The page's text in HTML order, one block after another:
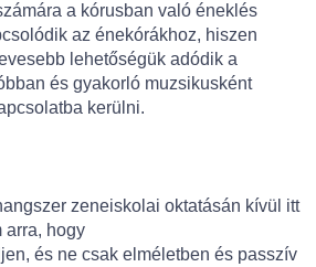
a kórusban való éneklés
az énekórákhoz, hiszen
lehetőségük adódik a
és gyakorló muzsikusként
kerülni.
zeneiskolai oktatásán kívül itt
arra, hogy
és ne csak elméletben és passzív